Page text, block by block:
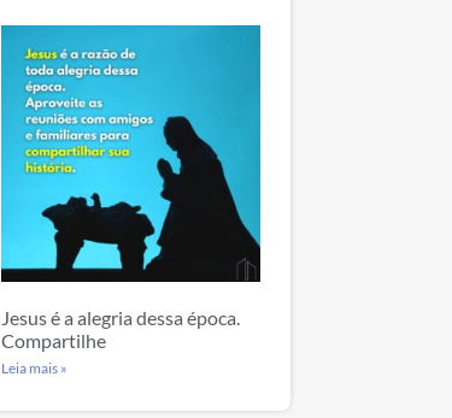
Jesus é a alegria dessa época.
Compartilhe
Leia mais »